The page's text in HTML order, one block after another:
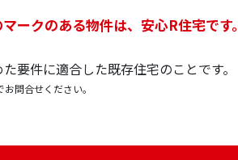
ークのある物件は、安心R住宅です。
要件に適合した既存住宅のことです。
問合せください。